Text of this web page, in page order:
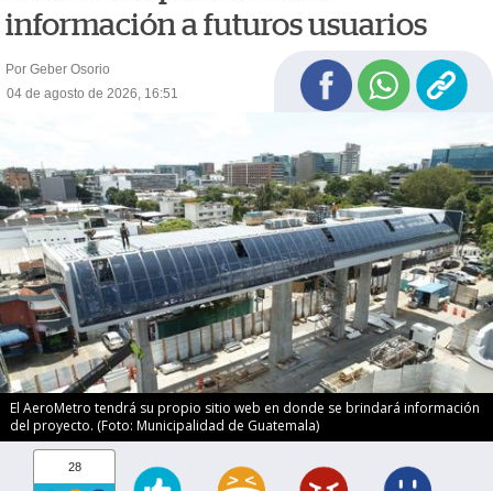
información a futuros usuarios
Por Geber Osorio
04 de agosto de 2026, 16:51
El AeroMetro tendrá su propio sitio web en donde se brindará información
del proyecto. (Foto: Municipalidad de Guatemala)
28